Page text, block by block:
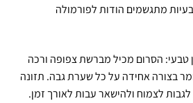
מתגשמים הודות לפורמולה
טבעי: הסרום מכיל מברשת צפופה ורכה
בצורה אחידה על כל שערת גבה. תזונה
לצמוח ולהישאר עבות לאורך זמן.